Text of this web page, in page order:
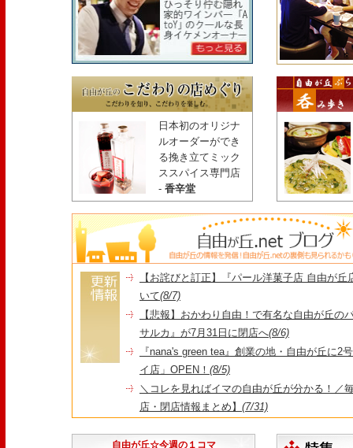
日本初のオリジナ
ルオーダーができ
る挽き立てミック
ススパイス専門店
- 香辛堂
【お詫びと訂正】『パール洋菓子店 自由が
いて(8/7)
【悲報】おかわり自由！で有名な自由が丘の
サルカ』が7月31日に閉店へ(8/6)
『nana's green tea』創業の地・自由が丘に2
イ店」OPEN！ (8/5)
＼コレを見ればイマの自由が丘が分かる！／
店・閉店情報まとめ】 (7/31)
永久パス配布も！
自由が丘☆今週の１コマ